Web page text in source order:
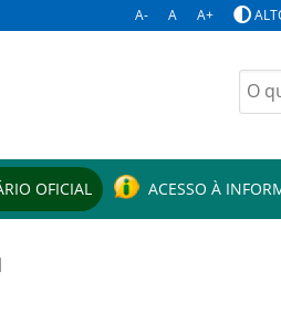
A- A A+
por:
OFICIAL ACESSO À